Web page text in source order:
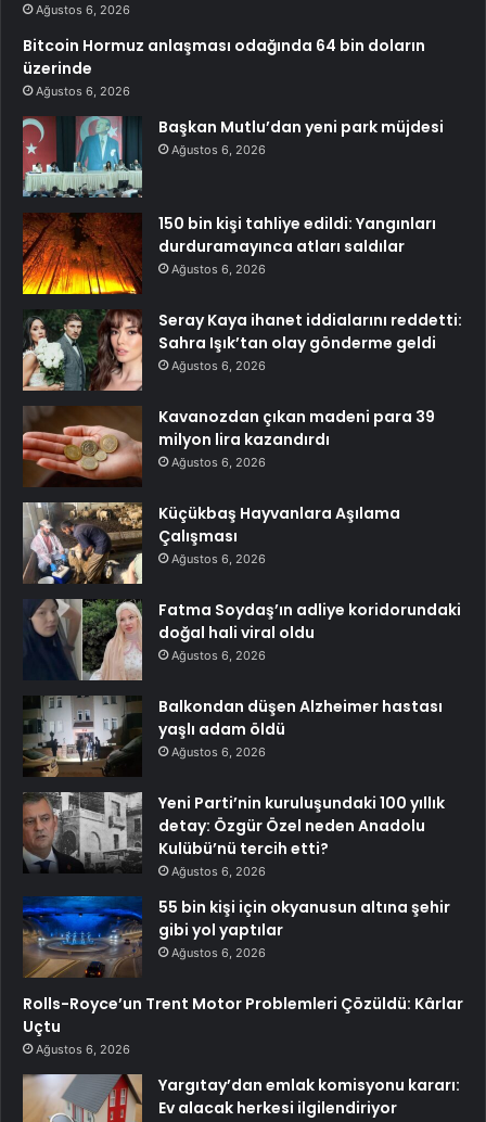
Ağustos 6, 2026
Bitcoin Hormuz anlaşması odağında 64 bin doların
üzerinde
Ağustos 6, 2026
Başkan Mutlu’dan yeni park müjdesi
Ağustos 6, 2026
150 bin kişi tahliye edildi: Yangınları
durduramayınca atları saldılar
Ağustos 6, 2026
Seray Kaya ihanet iddialarını reddetti:
Sahra Işık’tan olay gönderme geldi
Ağustos 6, 2026
Kavanozdan çıkan madeni para 39
milyon lira kazandırdı
Ağustos 6, 2026
Küçükbaş Hayvanlara Aşılama
Çalışması
Ağustos 6, 2026
Fatma Soydaş’ın adliye koridorundaki
doğal hali viral oldu
Ağustos 6, 2026
Balkondan düşen Alzheimer hastası
yaşlı adam öldü
Ağustos 6, 2026
Yeni Parti’nin kuruluşundaki 100 yıllık
detay: Özgür Özel neden Anadolu
Kulübü’nü tercih etti?
Ağustos 6, 2026
55 bin kişi için okyanusun altına şehir
gibi yol yaptılar
Ağustos 6, 2026
Rolls-Royce’un Trent Motor Problemleri Çözüldü: Kârlar
Uçtu
Ağustos 6, 2026
Yargıtay’dan emlak komisyonu kararı:
Ev alacak herkesi ilgilendiriyor